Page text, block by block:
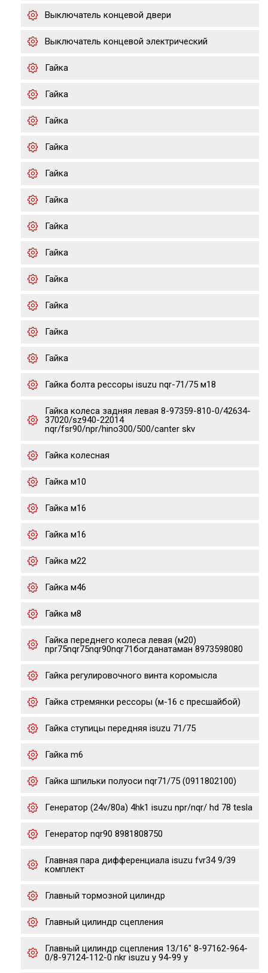
Выключатель концевой двери
Выключатель концевой электрический
Гайка
Гайка
Гайка
Гайка
Гайка
Гайка
Гайка
Гайка
Гайка
Гайка
Гайка
Гайка
Гайка болта рессоры isuzu nqr-71/75 м18
Гайка колеса задняя левая 8-97359-810-0/42634-
37020/sz940-22014
nqr/fsr90/npr/hino300/500/canter skv
Гайка колесная
Гайка м10
Гайка м16
Гайка м16
Гайка м22
Гайка м46
Гайка м8
Гайка переднего колеса левая (м20)
npr75nqr75nqr90nqr71богданатаман 8973598080
Гайка регулировочного винта коромысла
Гайка стремянки рессоры (м-16 с пресшайбой)
Гайка ступицы передняя isuzu 71/75
Гайка m6
Гайка шпильки полуоси nqr71/75 (0911802100)
Генератор (24v/80a) 4hk1 isuzu npr/nqr/ hd 78 tesla
Генератор nqr90 8981808750
Главная пара дифференциала isuzu fvr34 9/39
комплект
Главный тормозной цилиндр
Главный цилиндр сцепления
Главный цилиндр сцепления 13/16" 8-97162-964-
0/8-97124-112-0 nkr isuzu y 94-99 y